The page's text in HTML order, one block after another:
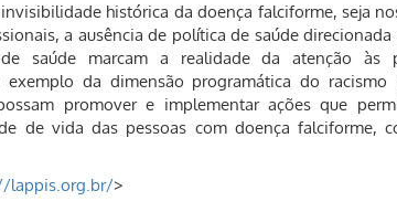
histórica da doença falciforme, seja
a ausência de política de saúde
saúde marcam a realidade da atenção às
exemplo da dimensão programática do racismo
promover e implementar ações que
de vida das pessoas com doença falciforme,
lappis.org.br/>